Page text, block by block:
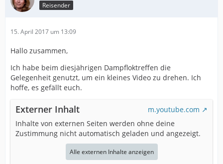
Reisender
15. April 2017 um 13:09
Hallo zusammen,
Ich habe beim diesjährigen Dampfloktreffen die
Gelegenheit genutzt, um ein kleines Video zu drehen. Ich
hoffe, es gefällt euch.
Externer Inhalt
m.youtube.com
Inhalte von externen Seiten werden ohne deine
Zustimmung nicht automatisch geladen und angezeigt.
Alle externen Inhalte anzeigen